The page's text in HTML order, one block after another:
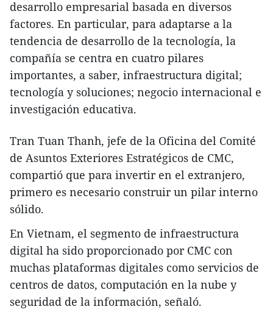
desarrollo empresarial basada en diversos
factores. En particular, para adaptarse a la
tendencia de desarrollo de la tecnología, la
compañía se centra en cuatro pilares
importantes, a saber, infraestructura digital;
tecnología y soluciones; negocio internacional e
investigación educativa.
Tran Tuan Thanh, jefe de la Oficina del Comité
de Asuntos Exteriores Estratégicos de CMC,
compartió que para invertir en el extranjero,
primero es necesario construir un pilar interno
sólido.
En Vietnam, el segmento de infraestructura
digital ha sido proporcionado por CMC con
muchas plataformas digitales como servicios de
centros de datos, computación en la nube y
seguridad de la información, señaló.